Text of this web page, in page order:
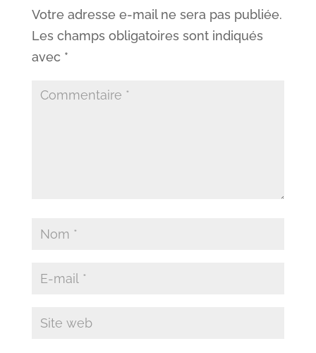
Votre adresse e-mail ne sera pas publiée.
Les champs obligatoires sont indiqués
avec *